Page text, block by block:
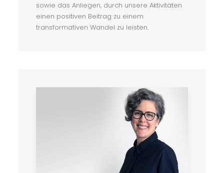
sowie das Anliegen, durch unsere Aktivitäten
einen positiven Beitrag zu einem
transformativen Wandel zu leisten.